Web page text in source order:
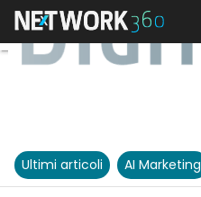
Ultimi articoli AI Marketing